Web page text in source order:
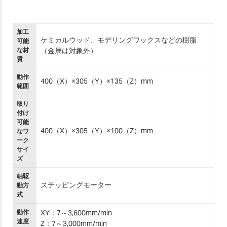
加工
可能
な材
質
ケミカルウッド、モデリングワックスなどの樹脂
（金属は対象外）
動作
範囲
400（X）×305（Y）×135（Z）mm
取り
付け
可能
なワ
ーク
サイ
ズ
400（X）×305（Y）×100（Z）mm
軸駆
動方
式
ステッピングモーター
動作
速度
XY：7～3,600mm/min
Z：7～3,000mm/min